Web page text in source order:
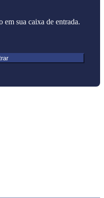
em sua caixa de entrada.